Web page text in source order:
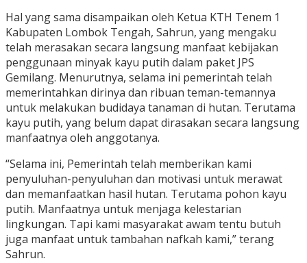
Hal yang sama disampaikan oleh Ketua KTH Tenem 1
Kabupaten Lombok Tengah, Sahrun, yang mengaku
telah merasakan secara langsung manfaat kebijakan
penggunaan minyak kayu putih dalam paket JPS
Gemilang. Menurutnya, selama ini pemerintah telah
memerintahkan dirinya dan ribuan teman-temannya
untuk melakukan budidaya tanaman di hutan. Terutama
kayu putih, yang belum dapat dirasakan secara langsung
manfaatnya oleh anggotanya.
“Selama ini, Pemerintah telah memberikan kami
penyuluhan-penyuluhan dan motivasi untuk merawat
dan memanfaatkan hasil hutan. Terutama pohon kayu
putih. Manfaatnya untuk menjaga kelestarian
lingkungan. Tapi kami masyarakat awam tentu butuh
juga manfaat untuk tambahan nafkah kami,” terang
Sahrun.